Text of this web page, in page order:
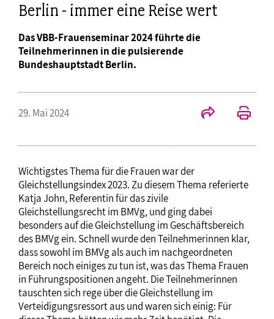
Berlin - immer eine Reise wert
Das VBB-Frauenseminar 2024 führte die
Teilnehmerinnen in die pulsierende
Bundeshauptstadt Berlin.
29. Mai 2024
Wichtigstes Thema für die Frauen war der
Gleichstellungsindex 2023. Zu diesem Thema referierte
Katja John, Referentin für das zivile
Gleichstellungsrecht im BMVg, und ging dabei
besonders auf die Gleichstellung im Geschäftsbereich
des BMVg ein. Schnell wurde den Teilnehmerinnen klar,
dass sowohl im BMVg als auch im nachgeordneten
Bereich noch einiges zu tun ist, was das Thema Frauen
in Führungspositionen angeht. Die Teilnehmerinnen
tauschten sich rege über die Gleichstellung im
Verteidigungsressort aus und waren sich einig: Für